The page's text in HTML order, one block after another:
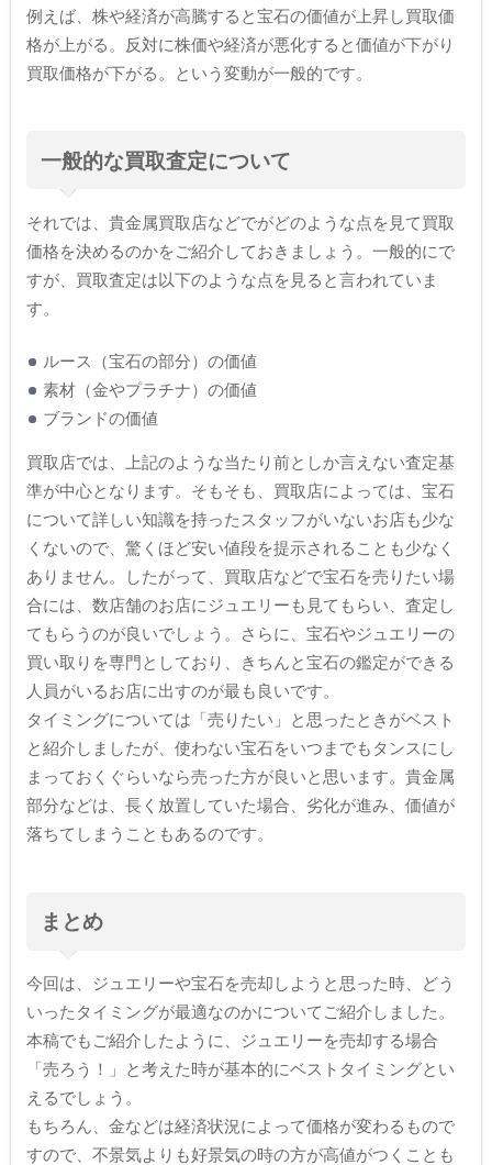
例えば、株や経済が高騰すると宝石の価値が上昇し買取価
格が上がる。反対に株価や経済が悪化すると価値が下がり
買取価格が下がる。という変動が一般的です。
一般的な買取査定について
それでは、貴金属買取店などでがどのような点を見て買取
価格を決めるのかをご紹介しておきましょう。一般的にで
すが、買取査定は以下のような点を見ると言われていま
す。
ルース（宝石の部分）の価値
素材（金やプラチナ）の価値
ブランドの価値
買取店では、上記のような当たり前としか言えない査定基
準が中心となります。そもそも、買取店によっては、宝石
について詳しい知識を持ったスタッフがいないお店も少な
くないので、驚くほど安い値段を提示されることも少なく
ありません。したがって、買取店などで宝石を売りたい場
合には、数店舗のお店にジュエリーも見てもらい、査定し
てもらうのが良いでしょう。さらに、宝石やジュエリーの
買い取りを専門としており、きちんと宝石の鑑定ができる
人員がいるお店に出すのが最も良いです。
タイミングについては「売りたい」と思ったときがベスト
と紹介しましたが、使わない宝石をいつまでもタンスにし
まっておくぐらいなら売った方が良いと思います。貴金属
部分などは、長く放置していた場合、劣化が進み、価値が
落ちてしまうこともあるのです。
まとめ
今回は、ジュエリーや宝石を売却しようと思った時、どう
いったタイミングが最適なのかについてご紹介しました。
本稿でもご紹介したように、ジュエリーを売却する場合
「売ろう！」と考えた時が基本的にベストタイミングとい
えるでしょう。
もちろん、金などは経済状況によって価格が変わるもので
すので、不景気よりも好景気の時の方が高値がつくことも